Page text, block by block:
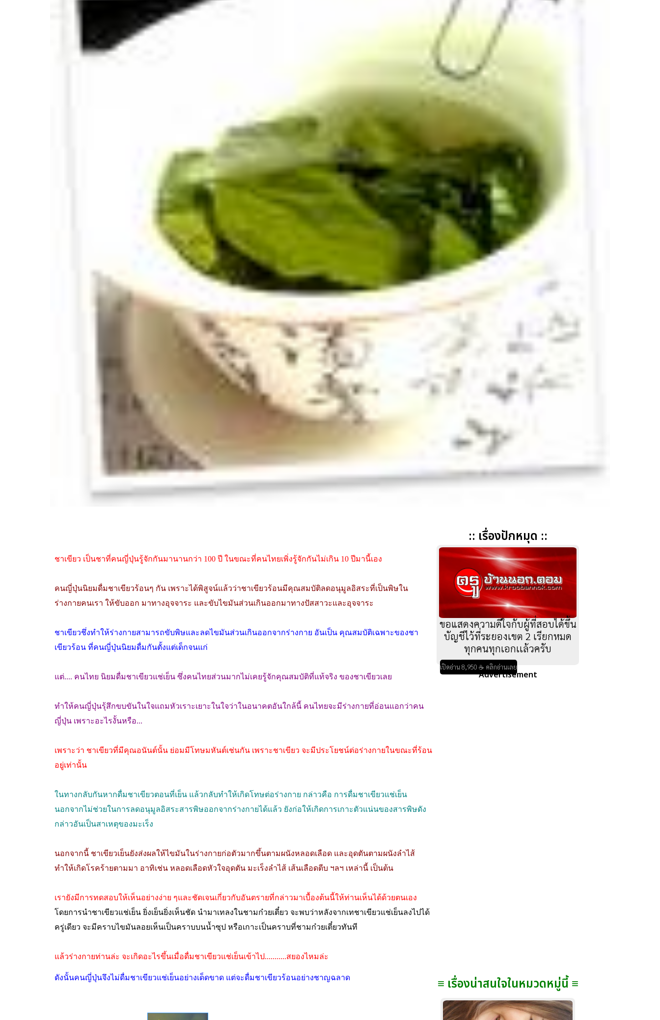
ชาเขียว เป็นชาที่คนญี่ปุ่นรู้จักกันมานานกว่า 100 ปี ในขณะที่คนไทยเพิ่งรู้จักกันไม่เกิน 10 ปีมานี้เอง
คนญี่ปุ่นนิยมดื่มชาเขียวร้อนๆ กัน เพราะได้พิสูจน์แล้วว่าชาเขียวร้อนมีคุณสมบัติลดอนุมูลอิสระที่เป็นพิษใน
ร่างกายคนเรา ให้ขับออก มาทางอุจจาระ และขับไขมันส่วนเกินออกมาทางปัสสาวะและอุจจาระ
ชาเขียวชึ่งทำให้ร่างกายสามารถขับพิษและลดไขมันส่วนเกินออกจากร่างกาย อันเป็น คุณสมบัติเฉพาะของชา
เขียวร้อน ที่คนญี่ปุ่นนิยมดื่มกันตั้งแต่เด็กจนแก่
แต่.... คนไทย นิยมดื่มชาเขียวแช่เย็น ซึ่งคนไทยส่วนมากไม่เคยรู้จักคุณสมบัติที่แท้จริง ของชาเขียวเลย
ทำให้คนญี่ปุ่นรุ้สึกขบขันในใจแถมหัวเราะเยาะในใจว่าในอนาคตอันใกล้นี้ คนไทยจะมีร่างกายที่อ่อนแอกว่าคน
ญี่ปุ่น เพราะอะไรงั้นหรือ...
เพราะว่า ชาเขียวที่มีคุณอนันต์นั้น ย่อมมีโทษมหันต์เช่นกัน เพราะชาเขียว จะมีประโยชน์ต่อร่างกายในขณะที่ร้อน
อยู่เท่านั้น
ในทางกลับกันหากดื่มชาเขียวตอนที่เย็น แล้วกลับทำให้เกิดโทษต่อร่างกาย กล่าวคือ การดื่มชาเขียวแช่เย็น
นอกจากไม่ช่วยในการลดอนุมูลอิสระสารพิษออกจากร่างกายได้แล้ว ยังก่อให้เกิดการเกาะตัวแน่นของสารพิษดัง
กล่าวอันเป็นสาเหตุของมะเร็ง
นอกจากนี้ ชาเขียวเย็นยังส่งผลให้ไขมันในร่างกายก่อตัวมากขึ้นตามผนังหลอดเลือด และอุดตันตามผนังลำไส้
ทำให้เกิดโรคร้ายตามมา อาทิเช่น หลอดเลือดหัวใจอุดตัน มะเร็งลำไส้ เส้นเลือดตีบ ฯลฯ เหล่านี้ เป็นต้น
เรายังมีการทดสอบให้เห็นอย่างง่าย ๆและชัดเจนเกี่ยวกับอันตรายที่กล่าวมาเบื้องต้นนี้ให้ท่านเห็นได้ด้วยตนเอง
โดยการนำชาเขียวแช่เย็น ยิ่งเย็นยิ่งเห็นชัด นำมาเทลงในชามก๋วยเตี๋ยว จะพบว่าหลังจากเทชาเขียวแช่เย็นลงไปได้
ครู่เดียว จะมีคราบไขมันลอยเห็นเป็นคราบบนน้ำซุป หรือเกาะเป็นคราบที่ชามก๋วยเตี๋ยวทันที
แล้วร่างกายท่านล่ะ จะเกิดอะไรขึ้นเมื่อดื่มชาเขียวแช่เย็นเข้าไป...........สยองไหมล่ะ
ดังนั้นคนญี่ปุ่นจึงไม่ดื่มชาเขียวแช่เย็นอย่างเด็ดขาด แต่จะดื่มชาเขียวร้อนอย่างชาญฉลาด
:: เรื่องปักหมุด ::
ขอแสดงความดีใจกับผู้ที่สอบได้ขึ้น
บัญชีไว้ที่ระยองเขต 2 เรียกหมด
ทุกคนทุกเอกเเล้วครับ
เปิดอ่าน 8,950 ☕ คลิกอ่านเลย
Advertisement
≡ เรื่องน่าสนใจในหมวดหมู่นี้ ≡